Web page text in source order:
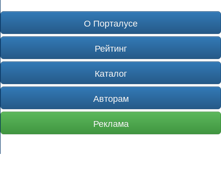
О Порталусе
Рейтинг
Каталог
Авторам
Реклама